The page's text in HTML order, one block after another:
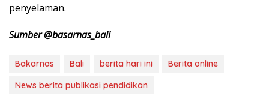
penyelaman.
Sumber @basarnas_bali
Bakarnas Bali berita hari ini
Berita online
News berita publikasi pendidikan